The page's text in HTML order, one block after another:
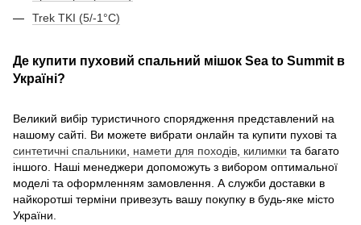
Trek TKI (5/-1°C)
Де купити пуховий спальний мішок Sea to Summit в
Україні?
Великий вибір туристичного спорядження представлений на
нашому сайті. Ви можете вибрати онлайн та купити пухові та
синтетичні спальники
намети для походів килимки та багато
іншого. Наші менеджери допоможуть з вибором оптимальної
моделі та оформленням замовлення. А служби доставки в
найкоротші терміни привезуть вашу покупку в будь-яке місто
України.